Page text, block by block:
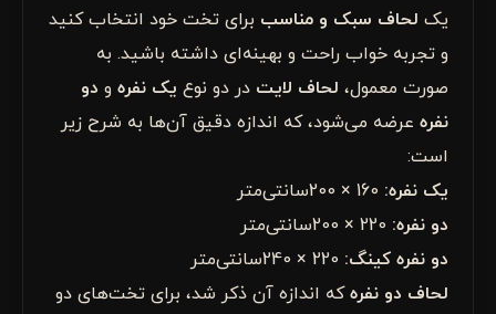
یک لحاف سبک و مناسب برای تخت خود انتخاب کنید
و تجربه خواب راحت و بهینه‌ای داشته باشید. به
صورت معمول، لحاف لایت در دو نوع یک نفرهو دو
نفرهعرضه می‌شود، که اندازه دقیق آن‌ها به شرح زیر
است:
یک نفره:
دو نفره:
دو نفره کینگ:
لحاف دو نفرهکه اندازه آن ذکر شد، برای تخت‌های دو